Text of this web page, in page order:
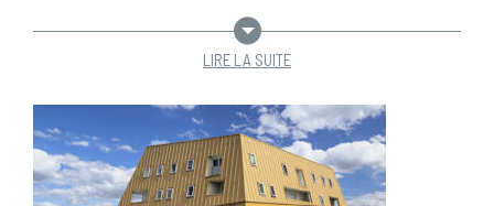
LIRE LA SUITE